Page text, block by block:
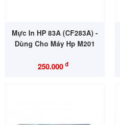
Mực In HP 83A (CF283A) -
Dùng Cho Máy Hp M201
250.000 đ